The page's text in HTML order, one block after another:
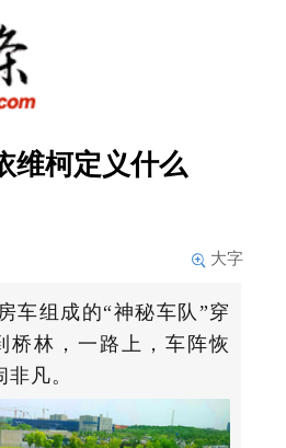
维柯定义什么
大字
车组成的“神秘车队”穿
桥林，一路上，车阵恢
凡。